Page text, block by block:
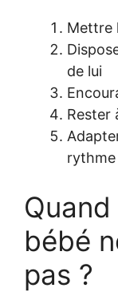
Mettre
de lui
Rester
Quand
bébé
pas ?